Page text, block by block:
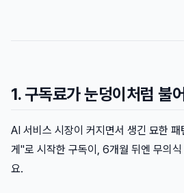
1. 구독료가 눈덩이처럼 불
AI 서비스 시장이 커지면서 생긴 묘한
게"로 시작한 구독이, 6개월 뒤엔 무의
요.